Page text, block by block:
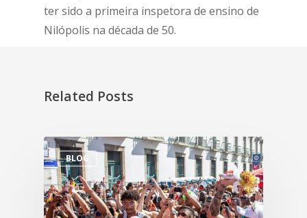
ter sido a primeira inspetora de ensino de
Nilópolis na década de 50.
Related Posts
BLOG